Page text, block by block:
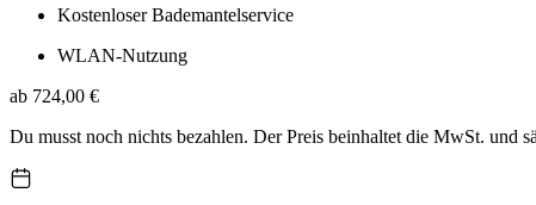
Kostenloser Bademantelservice
WLAN-Nutzung
ab 724,00 €
Du musst noch nichts bezahlen. Der Preis beinhaltet die MwSt. und